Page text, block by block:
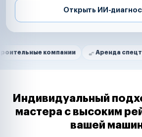
Открыть ИИ-
Нам доверяют
компании Аренда спецтехники
Маркетплейсы
Таксопарки
Автодилеры
Индивидуальный
мастера с высоким
вашей